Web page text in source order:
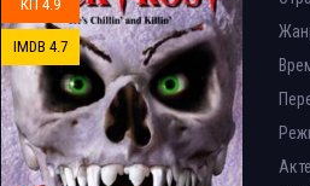
КП 4.9
IMDB 4.7